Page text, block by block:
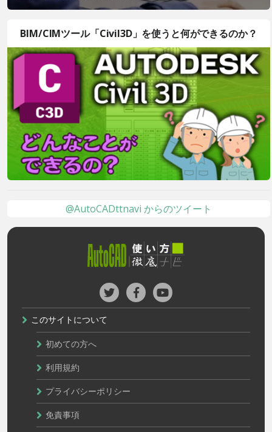
BIM/CIMツール「Civil3D」を使うと何ができるのか？
@AutoCADttnavi からのツイート
このサイトについて
初めての方へ
利用規約
プライバシーポリシー
免責事項